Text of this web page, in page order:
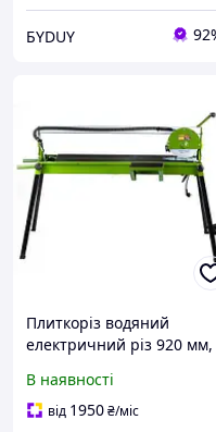
БYDUY
Плиткоріз водяний
електричний різ 920 мм,
підлоговий
В наявності
від 1950₴/міс